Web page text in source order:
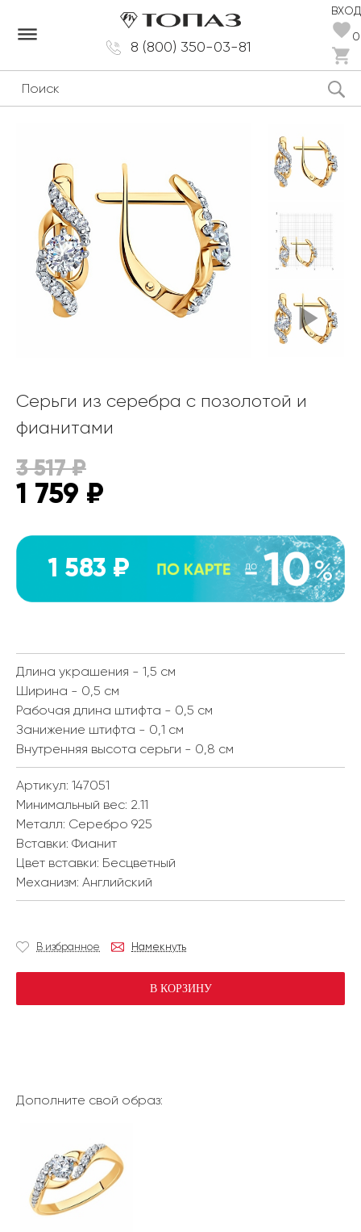
8 (800) 350-03-81
ВХОД
0
dehaze
Серьги из серебра с позолотой и
фианитами
3 517₽
1 759 ₽
1 583 ₽
Длина украшения - 1,5 см
Ширина - 0,5 см
Рабочая длина штифта - 0,5 см
Занижение штифта - 0,1 см
Внутренняя высота серьги - 0,8 см
Артикул: 147051
Минимальный вес: 2.11
Металл: Серебро 925
Вставки: Фианит
Цвет вставки: Бесцветный
Механизм: Английский
В избранное Намекнуть
В КОРЗИНУ
Дополните свой образ: